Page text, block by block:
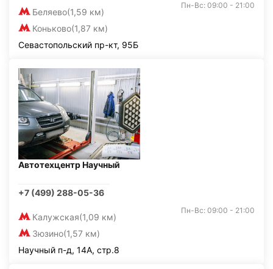
Беляево(1,59 км)
Коньково(1,87 км)
Пн-Вс: 09:00 - 21:00
Севастопольский пр-кт, 95Б
Автотехцентр Научный
+7 (499) 288-05-36
Калужская(1,09 км)
Зюзино(1,57 км)
Пн-Вс: 09:00 - 21:00
Научный п-д, 14А, стр.8